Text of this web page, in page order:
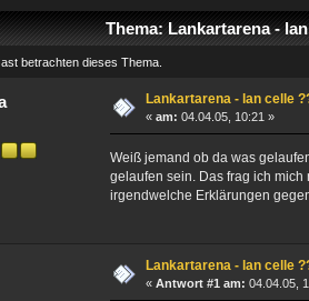
Thema: Lankartarena -
betrachten dieses Thema.
Lankartarena - lan celle
« am: 04.04.05, 10:21 »
Weiß jemand ob da was
gelaufen sein. Das frag ich
irgendwelche Erklärungen
Lankartarena - lan celle
« Antwort #1 am: 04.04.05,